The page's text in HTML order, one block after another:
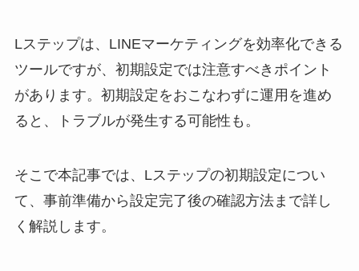
Lステップは、LINEマーケティングを効率化できる
ツールですが、初期設定では注意すべきポイント
があります。初期設定をおこなわずに運用を進め
ると、トラブルが発生する可能性も。
そこで本記事では、Lステップの初期設定につい
て、事前準備から設定完了後の確認方法まで詳し
く解説します。